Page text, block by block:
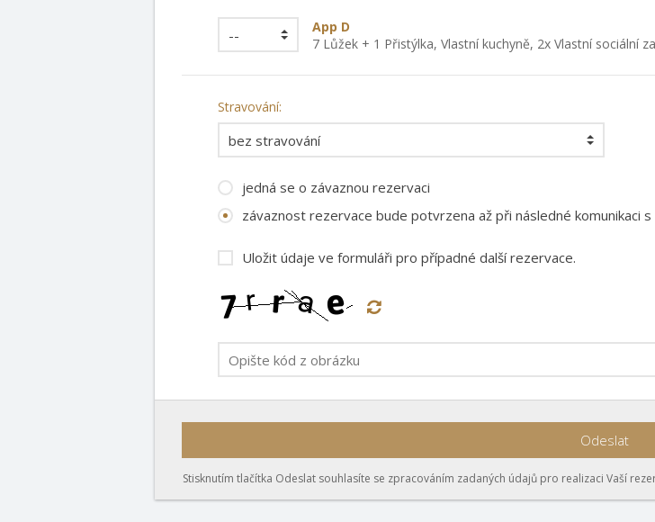
App D
7 Lůžek + 1 Přistýlka, Vlastní kuchyně, 2x Vlastní sociální
Stravování:
jedná se o závaznou rezervaci
závaznost rezervace bude potvrzena až při následné komunikaci
Uložit údaje ve formuláři pro případné další rezervace.
Odeslat
Stisknutím tlačítka Odeslat souhlasíte se zpracováním zadaných údajů pro realizaci Vaší